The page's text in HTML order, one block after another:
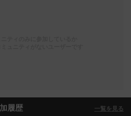
履歴 一覧を見る